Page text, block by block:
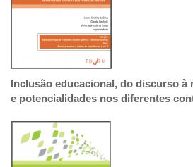
Inclusão educacional, do discurso à
e potencialidades nos diferentes